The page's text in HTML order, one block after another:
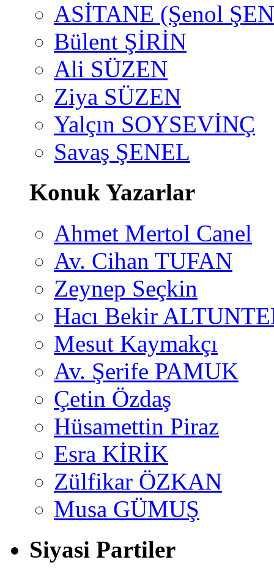
ASİTANE (Şenol
Bülent ŞİRİN
Ali SÜZEN
Ziya SÜZEN
Yalçın SOYSEVİNÇ
Savaş ŞENEL
Konuk Yazarlar
Ahmet Mertol Canel
Av. Cihan TUFAN
Zeynep Seçkin
Hacı Bekir
Mesut Kaymakçı
Av. Şerife PAMUK
Çetin Özdaş
Hüsamettin Piraz
Esra KİRİK
Zülfikar ÖZKAN
Musa GÜMUŞ
Siyasi Partiler